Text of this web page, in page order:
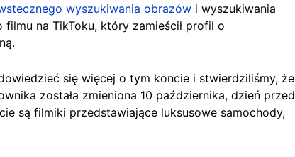
wyszukiwania obrazów i wyszukiwania
na TikToku, który zamieścił profil o
się więcej o tym koncie i stwierdziliśmy, że
została zmieniona 10 października, dzień przed
są filmiki przedstawiające luksusowe samochody,